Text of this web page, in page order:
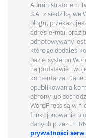
Administratorem
S.A. z siedzibą we
blogu,
adres e-mail oraz
odnotowywany
którego dodałeś
bazie systemu
na podstawie
komentarza.
opublikowania
obrony lub
WordPress są w
funkcjonowania
danych przez
prywatności